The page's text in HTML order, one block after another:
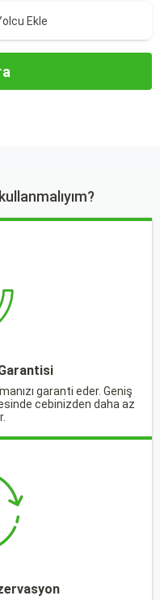
Ekle
garanti eder. Geniş
cebinizden daha az